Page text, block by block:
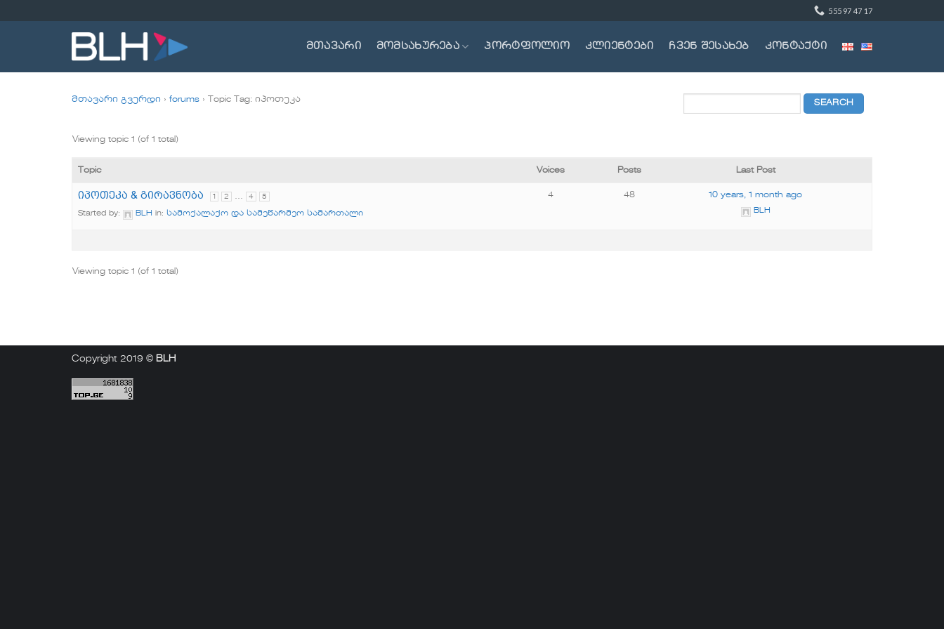
to
555 97 47 17
მთავარი მომსახურება პორტფოლიო კლიენტები ჩვენ შესახებ კონტაქტი
მთავარი გვერდი › forums › Topic Tag: იპოთეკა
Viewing topic 1 (of 1 total)
Topic Voices Posts Last Post
იპოთეკა & გირავნობა 1 2 … 4 5
Started by: BLH in: სამოქალაქო და სამეწარმეო სამართალი
4 48 10 years, 1 month ago
BLH
Viewing topic 1 (of 1 total)
Copyright 2019 © BLH